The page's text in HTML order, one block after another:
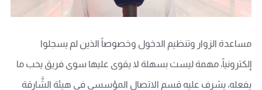
مساعدة الزوار وتنظيم الدخول وخصوصاً الذين لم يسجلوا
إلكترونياً، مهمة ليست بسهلة لا يقوى عليها سوى فريق يحب ما
يفعله، يشرف عليه قسم الاتصال المؤسسي في هيئة الشَّارقة